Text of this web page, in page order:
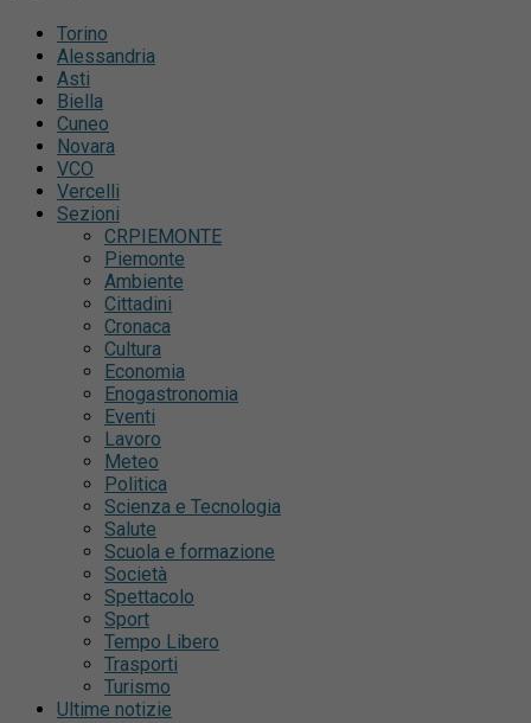
Torino
Alessandria
Asti
Biella
Cuneo
Novara
VCO
Vercelli
Sezioni
CRPIEMONTE
Piemonte
Ambiente
Cittadini
Cronaca
Cultura
Economia
Enogastronomia
Eventi
Lavoro
Meteo
Politica
Scienza e Tecnologia
Salute
Scuola e formazione
Società
Spettacolo
Sport
Tempo Libero
Trasporti
Turismo
Ultime notizie